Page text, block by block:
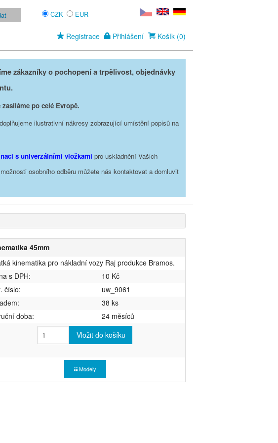
CZK EUR
Registrace Přihlášení Košík (0)
zákazníky o pochopení a trpělivost, objednávky
zasíláme po celé Evropě.
ilustrativní nákresy zobrazující umístění popisů na
s univerzálními vložkami pro uskladnění Vašich
osobního odběru můžete nás kontaktovat a domluvit
45mm
kinematika pro nákladní vozy Raj produkce Bramos.
s DPH:
10 Kč
číslo:
uw_9061
38 ks
doba:
24 měsíců
Vložit do košíku
Modely